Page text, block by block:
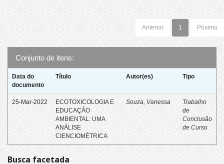
Anterior 1 Póximo
Conjunto de itens:
Data do
documento
Título Autor(es) Tipo
25-Mar-2022
ECOTOXICOLOGIA E
EDUCAÇÃO
AMBIENTAL: UMA
ANÁLISE
CIENCIOMÉTRICA
Souza, Vanessa
Trabalho
de
Conclusão
de Curso
Busca facetada